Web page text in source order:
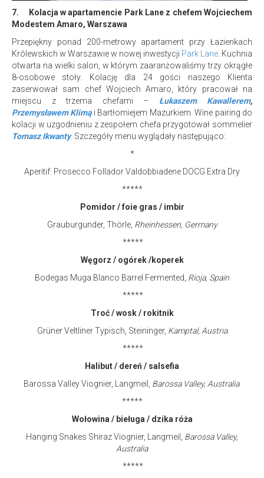
7.
Kolacja w apartamencie Park Lane z chefem Wojciechem
Modestem Amaro, Warszawa
Przepiękny ponad 200-metrowy apartament przy Łazienkach
Królewskich w Warszawie w nowej inwestycji Park Lane . Kuchnia
otwarta na wielki salon, w którym zaaranżowaliśmy trzy okrągłe
8-osobowe stoły. Kolację dla 24 gości naszego Klienta
zaserwował sam chef Wojciech Amaro, który pracował na
miejscu z trzema chefami – Łukaszem Kawallerem,
Przemysławem Klimąi Bartłomiejem Mazurkiem. Wine pairing do
kolacji w uzgodnieniu z zespołem chefa przygotował sommelier
Tomasz Ikwanty. Szczegóły menu wyglądały następująco:
*
Aperitif: Prosecco Follador Valdobbiadene DOCG Extra Dry
*****
Pomidor / foie gras / imbir
Grauburgunder, Thörle, Rheinhessen, Germany
*****
Węgorz / ogórek /koperek
Bodegas Muga Blanco Barrel Fermented, Rioja, Spain
*****
Troć / wosk / rokitnik
Grüner Veltliner Typisch, Steininger, Kamptal, Austria
*****
Halibut / dereń / salsefia
Barossa Valley Viognier, Langmeil, Barossa Valley, Australia
*****
Wołowina / bieługa / dzika róża
Hanging Snakes Shiraz Viognier, Langmeil, Barossa Valley,
Australia
*****